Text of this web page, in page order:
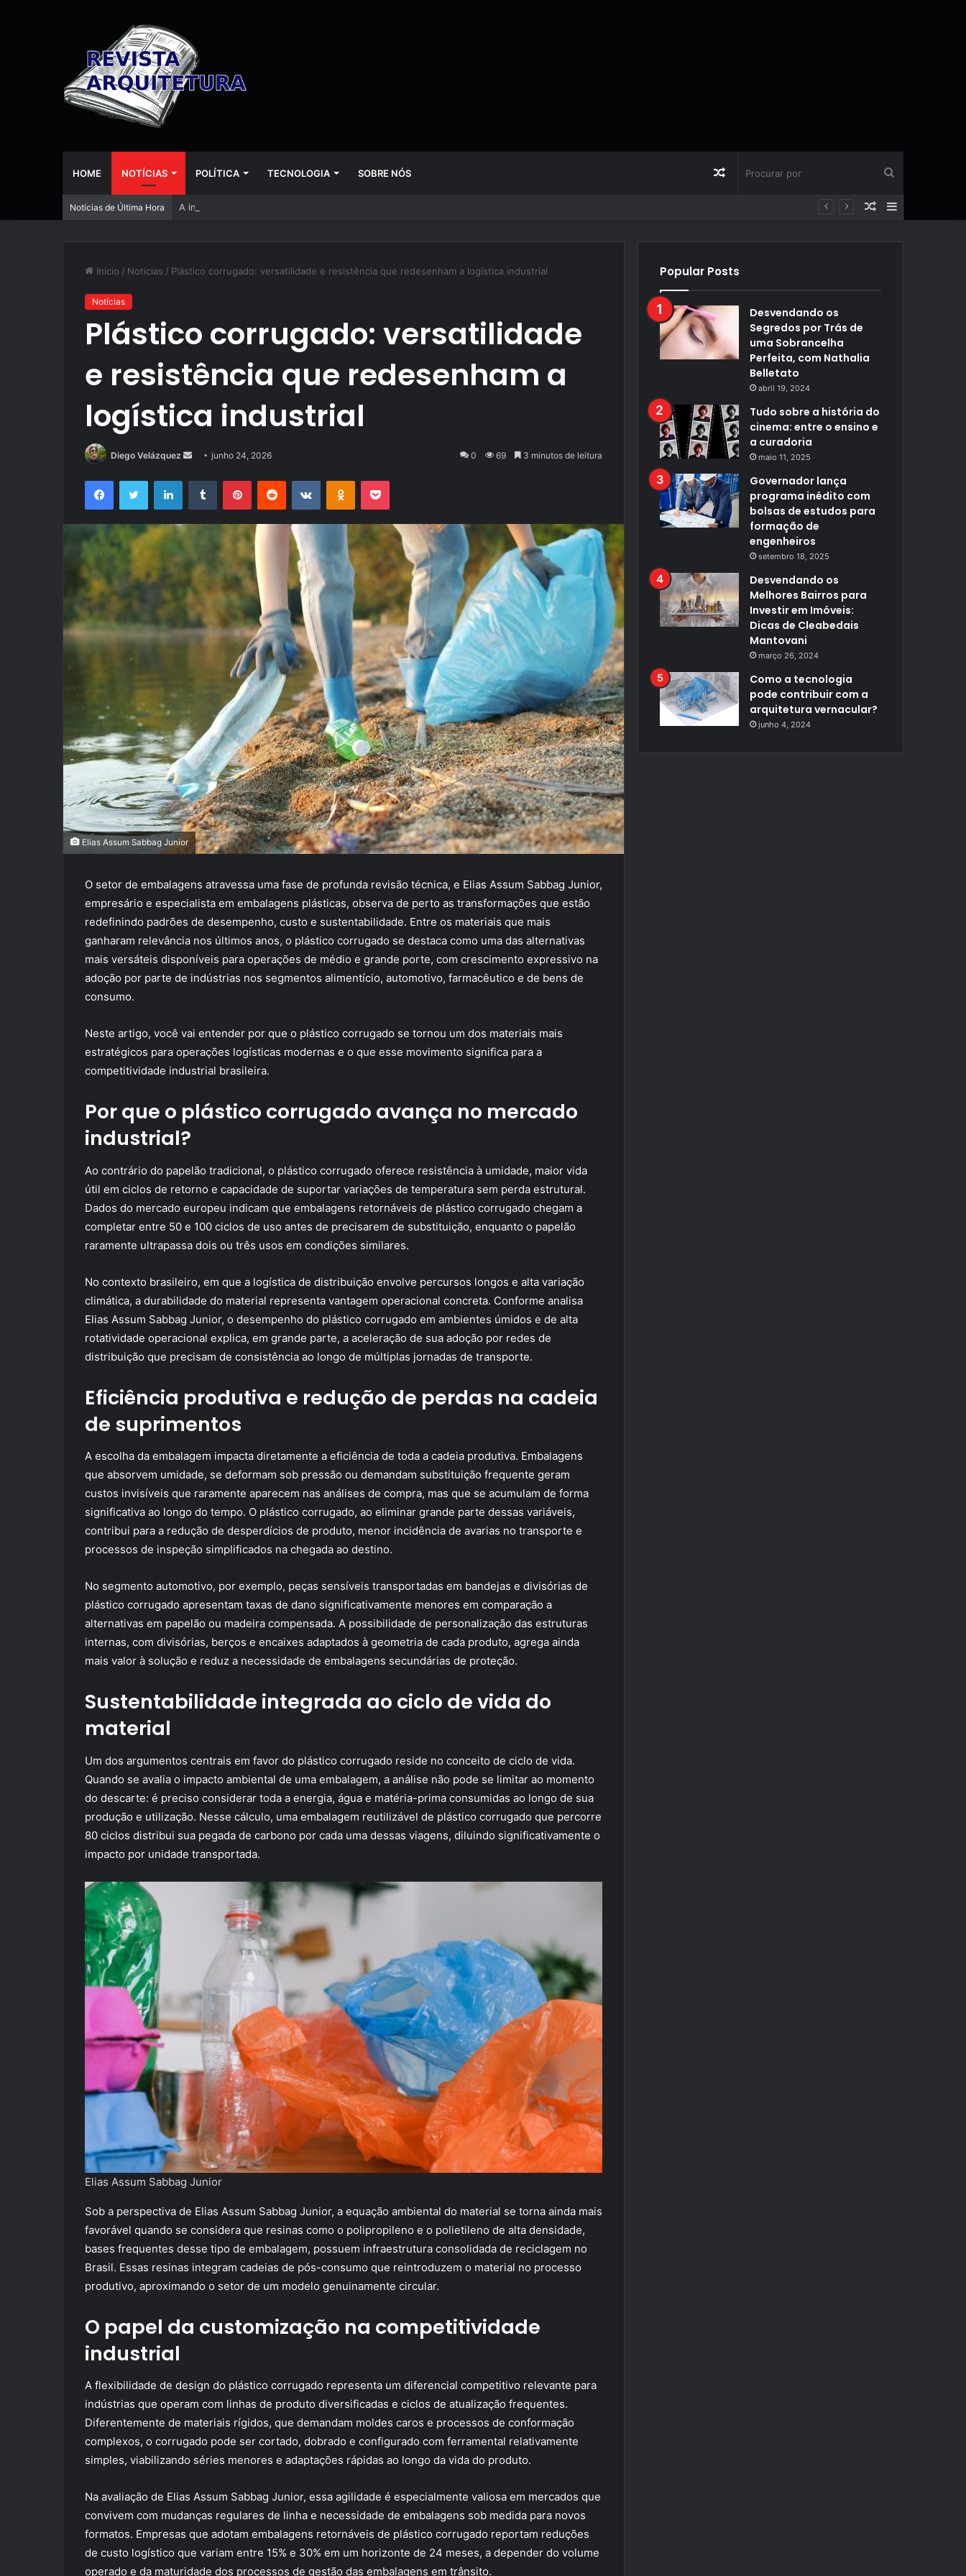
HOME NOTÍCIAS POLÍTICA TECNOLOGIA SOBRE NÓS
por
Artigo
Notícias de Última Hora A inteligência artificial está mudando empresas mais rápido do que gestores conseguem perceber
Barra
Artigo
Início / Notícias / Plástico corrugado: versatilidade e resistência que redesenham a logística industrial
Notícias
Plástico corrugado: versatilidade
e resistência que redesenham a
logística industrial
Diego Velázquez
Mandejunho 24, 2026 0 69 3 minutos de leitura
FacebookTwitter LinkedinTumblr PinterestReddit VK OK Pocket
Elias Assum Sabbag Junior
O setor de embalagens atravessa uma fase de profunda revisão técnica, e Elias Assum Sabbag Junior,
empresário e especialista em embalagens plásticas, observa de perto as transformações que estão
redefinindo padrões de desempenho, custo e sustentabilidade. Entre os materiais que mais
ganharam relevância nos últimos anos, o plástico corrugado se destaca como uma das alternativas
mais versáteis disponíveis para operações de médio e grande porte, com crescimento expressivo na
adoção por parte de indústrias nos segmentos alimentício, automotivo, farmacêutico e de bens de
consumo.
Neste artigo, você vai entender por que o plástico corrugado se tornou um dos materiais mais
estratégicos para operações logísticas modernas e o que esse movimento significa para a
competitividade industrial brasileira.
Por que o plástico corrugado avança no mercado
industrial?
Ao contrário do papelão tradicional, o plástico corrugado oferece resistência à umidade, maior vida
útil em ciclos de retorno e capacidade de suportar variações de temperatura sem perda estrutural.
Dados do mercado europeu indicam que embalagens retornáveis de plástico corrugado chegam a
completar entre 50 e 100 ciclos de uso antes de precisarem de substituição, enquanto o papelão
raramente ultrapassa dois ou três usos em condições similares.
No contexto brasileiro, em que a logística de distribuição envolve percursos longos e alta variação
climática, a durabilidade do material representa vantagem operacional concreta. Conforme analisa
Elias Assum Sabbag Junior, o desempenho do plástico corrugado em ambientes úmidos e de alta
rotatividade operacional explica, em grande parte, a aceleração de sua adoção por redes de
distribuição que precisam de consistência ao longo de múltiplas jornadas de transporte.
Eficiência produtiva e redução de perdas na cadeia
de suprimentos
A escolha da embalagem impacta diretamente a eficiência de toda a cadeia produtiva. Embalagens
que absorvem umidade, se deformam sob pressão ou demandam substituição frequente geram
custos invisíveis que raramente aparecem nas análises de compra, mas que se acumulam de forma
significativa ao longo do tempo. O plástico corrugado, ao eliminar grande parte dessas variáveis,
contribui para a redução de desperdícios de produto, menor incidência de avarias no transporte e
processos de inspeção simplificados na chegada ao destino.
No segmento automotivo, por exemplo, peças sensíveis transportadas em bandejas e divisórias de
plástico corrugado apresentam taxas de dano significativamente menores em comparação a
alternativas em papelão ou madeira compensada. A possibilidade de personalização das estruturas
internas, com divisórias, berços e encaixes adaptados à geometria de cada produto, agrega ainda
mais valor à solução e reduz a necessidade de embalagens secundárias de proteção.
Sustentabilidade integrada ao ciclo de vida do
material
Um dos argumentos centrais em favor do plástico corrugado reside no conceito de ciclo de vida.
Quando se avalia o impacto ambiental de uma embalagem, a análise não pode se limitar ao momento
do descarte: é preciso considerar toda a energia, água e matéria-prima consumidas ao longo de sua
produção e utilização. Nesse cálculo, uma embalagem reutilizável de plástico corrugado que percorre
80 ciclos distribui sua pegada de carbono por cada uma dessas viagens, diluindo significativamente o
impacto por unidade transportada.
Elias Assum Sabbag Junior
Sob a perspectiva de Elias Assum Sabbag Junior, a equação ambiental do material se torna ainda mais
favorável quando se considera que resinas como o polipropileno e o polietileno de alta densidade,
bases frequentes desse tipo de embalagem, possuem infraestrutura consolidada de reciclagem no
Brasil. Essas resinas integram cadeias de pós-consumo que reintroduzem o material no processo
produtivo, aproximando o setor de um modelo genuinamente circular.
O papel da customização na competitividade
industrial
A flexibilidade de design do plástico corrugado representa um diferencial competitivo relevante para
indústrias que operam com linhas de produto diversificadas e ciclos de atualização frequentes.
Diferentemente de materiais rígidos, que demandam moldes caros e processos de conformação
complexos, o corrugado pode ser cortado, dobrado e configurado com ferramental relativamente
simples, viabilizando séries menores e adaptações rápidas ao longo da vida do produto.
Na avaliação de Elias Assum Sabbag Junior, essa agilidade é especialmente valiosa em mercados que
convivem com mudanças regulares de linha e necessidade de embalagens sob medida para novos
formatos. Empresas que adotam embalagens retornáveis de plástico corrugado reportam reduções
de custo logístico que variam entre 15% e 30% em um horizonte de 24 meses, a depender do volume
operado e da maturidade dos processos de gestão das embalagens em trânsito.
Popular Posts
Desvendando os
Segredos por Trás de
uma Sobrancelha
Perfeita, com Nathalia
Belletato
abril 19, 2024
Tudo sobre a história do
cinema: entre o ensino e
a curadoria
maio 11, 2025
Governador lança
programa inédito com
bolsas de estudos para
formação de
engenheiros
setembro 18, 2025
Desvendando os
Melhores Bairros para
Investir em Imóveis:
Dicas de Cleabedais
Mantovani
março 26, 2024
Como a tecnologia
pode contribuir com a
arquitetura vernacular?
junho 4, 2024